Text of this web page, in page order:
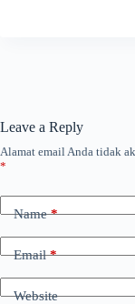
Leave a Reply
Alamat email Anda tidak
*
Name*
Email*
Website